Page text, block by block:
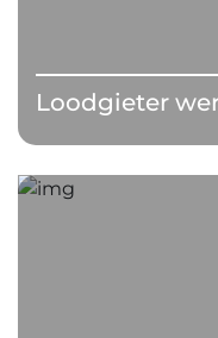
Loodgieter